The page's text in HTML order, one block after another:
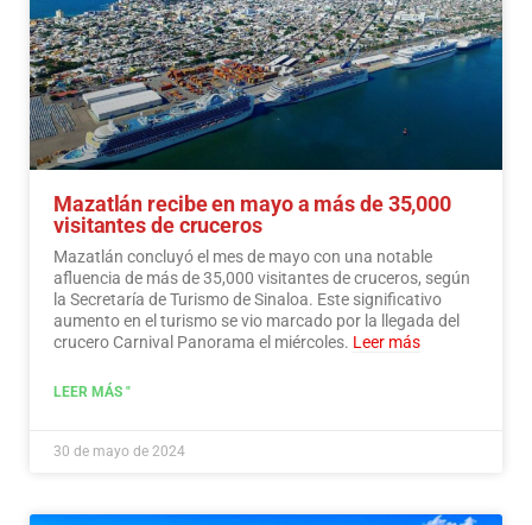
Mazatlán recibe en mayo a más de 35,000
visitantes de cruceros
Mazatlán concluyó el mes de mayo con una notable
afluencia de más de 35,000 visitantes de cruceros, según
la Secretaría de Turismo de Sinaloa. Este significativo
aumento en el turismo se vio marcado por la llegada del
crucero Carnival Panorama el miércoles. Leer más
LEER MÁS "
30 de mayo de 2024